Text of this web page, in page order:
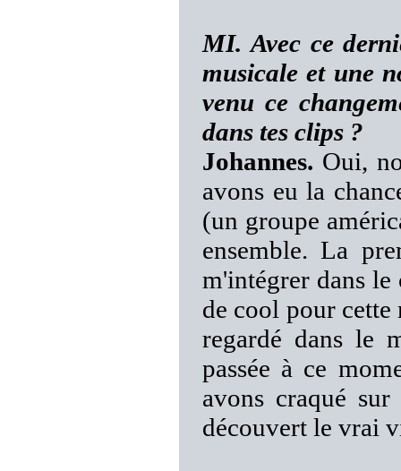
MI. Avec ce
musicale et une
venu ce
dans tes clips ?
Johannes. Oui,
avons eu la
(un groupe
ensemble. La
m'intégrer dans le
de cool pour cette
regardé dans le
passée à ce
avons craqué
découvert le vrai